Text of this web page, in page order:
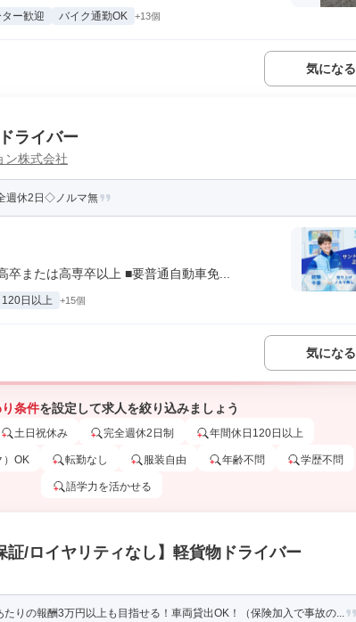
ー歓迎 バイク通勤OK +13個
気になる
ライバー
ン株式会社
週休2日◇ノルマ無
または高専卒以上 ■要普通自動車免...
日以上 +15個
気になる
条件を設定して求人を絞り込みましょう
土日祝休み 完全週休2日制 年間休日120日以上
）OK 転勤なし 服装自由 年齢不問 学歴不問
語学力を活かせる
証/ロイヤリティなし】軽貨物ドライバー
りの報酬3万円以上も目指せる！車両貸出OK！（保険加入で事故の...